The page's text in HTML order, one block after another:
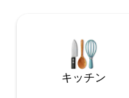
キッチン